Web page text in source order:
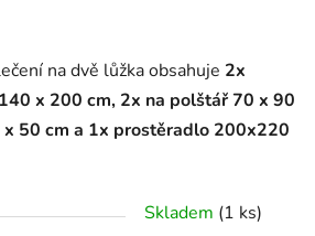
na dvě lůžka obsahuje 2x
x 200 cm, 2x na polštář 70 x 90
50 cm a 1x prostěradlo 200x220
Skladem (1 ks)